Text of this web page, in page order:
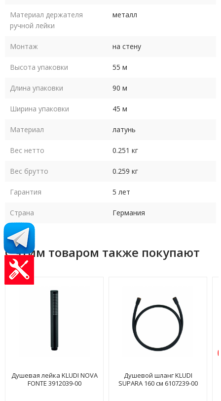
Материал держателя
ручной лейки
металл
Монтаж на стену
Высота упаковки 55 м
Длина упаковки 90 м
Ширина упаковки 45 м
Материал латунь
Вес нетто 0.251 кг
Вес брутто 0.259 кг
Гарантия 5 лет
Страна Германия
С этим товаром также покупают
Душевая лейка KLUDI NOVA
FONTE 3912039-00
Душевой шланг KLUDI
SUPARA 160 см 6107239-00